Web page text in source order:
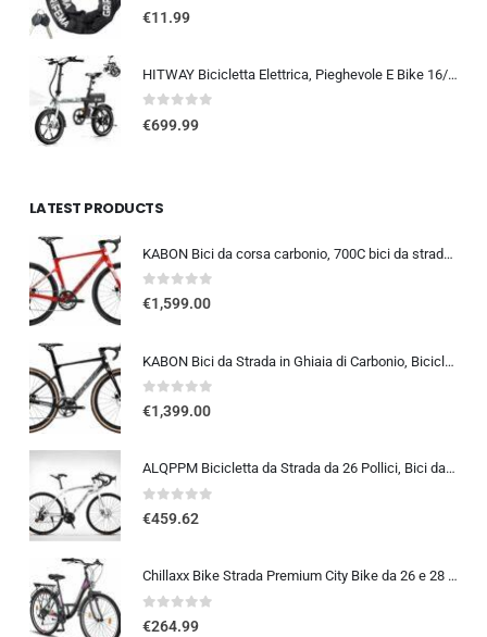
0out of 5
€11.99
HITWAY Bicicletta Elettrica, Pieghevole E Bike 16/20 Pollici, Motore 250W Velocità Massima 25km/h, Batteria Al Litio 36V 9…
0out of 5
€699.99
LATEST PRODUCTS
KABON Bici da corsa carbonio, 700C bici da strada T800 Completamente carbonio con Shimano 105 R7000 22 velocità 8.1 KG Leg…
0out of 5
€1,599.00
KABON Bici da Strada in Ghiaia di Carbonio, Bicicletta con Telaio in Fibra di Carbonio T800 con Bicicletta da Corsa con Fr…
0out of 5
€1,399.00
ALQPPM Bicicletta da Strada da 26 Pollici, Bici da 24 Velocità, Freno a Doppio Disco, Telaio in Acciaio ad Alto Tenore Di …
0out of 5
€459.62
Chillaxx Bike Strada Premium City Bike da 26 e 28 pollici, bicicletta per ragazze, ragazzi, uomini e donne, cambio a 21 ma…
0out of 5
€264.99